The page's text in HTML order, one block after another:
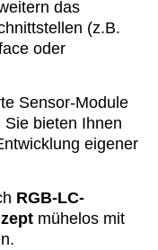
das
(z.B.
oder
Sensor-Module
bieten Ihnen
eigener
RGB-LC-
mühelos mit